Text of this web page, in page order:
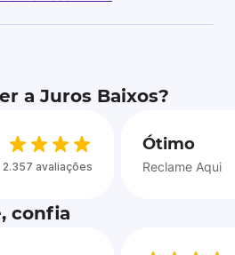
a Juros Baixos?
2.357 avaliações
Ótimo
Reclame Aqui
confia